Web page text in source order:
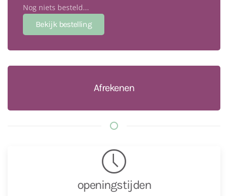
Nog niets besteld...
Afrekenen
openingstijden